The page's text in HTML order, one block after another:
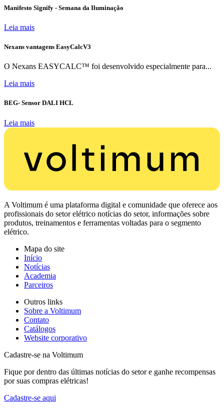
Manifesto Signify - Semana da Iluminação
Leia mais
Nexans vantagens EasyCalcV3
O Nexans EASYCALC™ foi desenvolvido especialmente para...
Leia mais
BEG- Sensor DALI HCL
Leia mais
A Voltimum é uma plataforma digital e comunidade que oferece aos
profissionais do setor elétrico notícias do setor, informações sobre
produtos, treinamentos e ferramentas voltadas para o segmento
elétrico.
Mapa do site
Início
Notícias
Academia
Parceiros
Outros links
Sobre a Voltimum
Contato
Catálogos
Website corporativo
Cadastre-se na Voltimum
Fique por dentro das últimas notícias do setor e ganhe recompensas
por suas compras elétricas!
Cadastre-se aqui